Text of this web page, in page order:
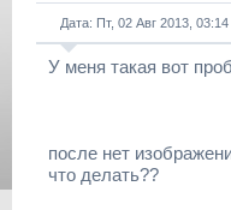
Дата: Пт, 02 Авг 2013,
У меня такая вот
после нет
что делать??